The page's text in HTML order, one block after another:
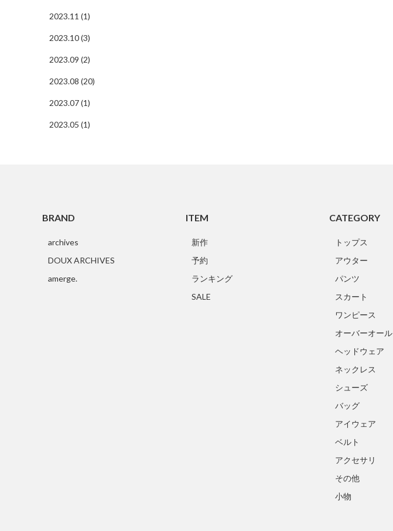
2023.11 (1)
2023.10 (3)
2023.09 (2)
2023.08 (20)
2023.07 (1)
2023.05 (1)
BRAND
archives
DOUX ARCHIVES
amerge.
ITEM
新作
予約
ランキング
SALE
CATEGORY
トップス
アウター
パンツ
スカート
ワンピース
オーバーオール
ヘッドウェア
ネックレス
シューズ
バッグ
アイウェア
ベルト
アクセサリ
その他
小物